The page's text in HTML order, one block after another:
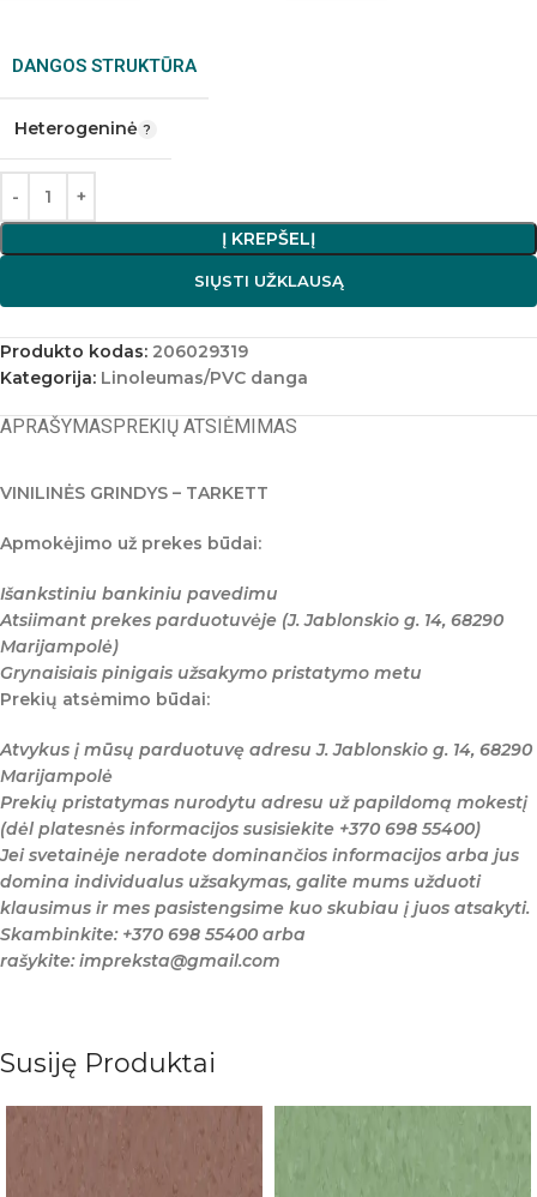
DANGOS STRUKTŪRA
Heterogeninė
Į KREPŠELĮ
SIŲSTI UŽKLAUSĄ
Produkto kodas: 206029319
Kategorija: Linoleumas/PVC danga
APRAŠYMASPREKIŲ ATSIĖMIMAS
VINILINĖS GRINDYS – TARKETT
Apmokėjimo už prekes būdai:
Išankstiniu bankiniu pavedimu
Atsiimant prekes parduotuvėje (J. Jablonskio g. 14, 68290
Marijampolė)
Grynaisiais pinigais užsakymo pristatymo metu
Prekių atsėmimo būdai:
Atvykus į mūsų parduotuvę adresu J. Jablonskio g. 14, 68290
Marijampolė
Prekių pristatymas nurodytu adresu už papildomą mokestį
(dėl platesnės informacijos susisiekite +370 698 55400)
Jei svetainėje neradote dominančios informacijos arba jus
domina individualus užsakymas, galite mums užduoti
klausimus ir mes pasistengsime kuo skubiau į juos atsakyti.
Skambinkite: +370 698 55400 arba
rašykite: impreksta@gmail.com
Susiję Produktai